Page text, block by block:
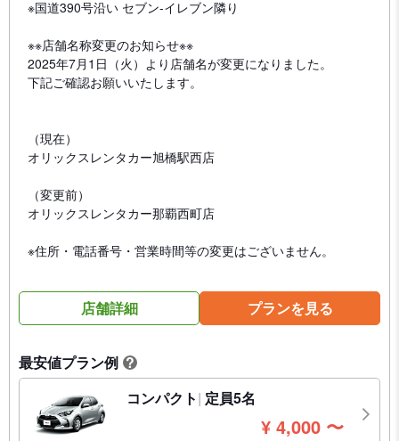
※国道390号沿い セブン-イレブン隣り
※※店舗名称変更のお知らせ※※
2025年7月1日（火）より店舗名が変更になりました。
下記ご確認お願いいたします。
（現在）
オリックスレンタカー旭橋駅西店
（変更前）
オリックスレンタカー那覇西町店
※住所・電話番号・営業時間等の変更はございません。
店舗詳細 プランを見る
最安値プラン例 ?
コンパクト 定員5名
¥ 4,000 円
〜